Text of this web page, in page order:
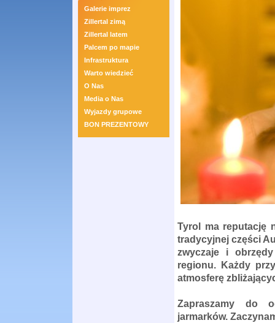
Galerie imprez
Zillertal zimą
Zillertal latem
Palcem po mapie
Infrastruktura
Warto wiedzieć
O Nas
Media o Nas
Wyjazdy grupowe
BON PREZENTOWY
Tyrol ma reputację
tradycyjnej części
zwyczaje i
regionu. Każdy
atmosferę
Zapraszamy do
jarmarków.